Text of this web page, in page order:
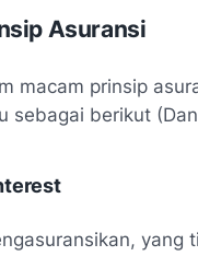
Asuransi
macam prinsip
sebagai berikut
yang